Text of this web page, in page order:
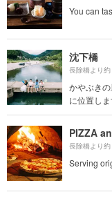
You can
沈下橋
長除橋より約
かやぶき
に位置し
PIZZA
長除橋より約
Serving